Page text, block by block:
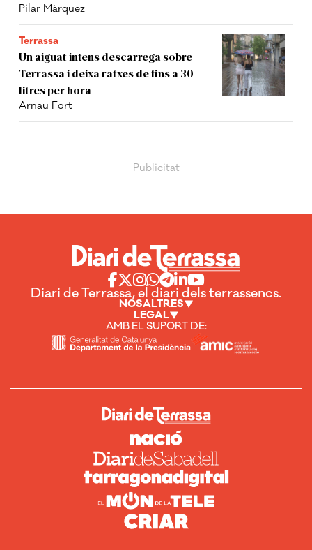
Pilar Màrquez
Terrassa
Un aiguat intens descarrega sobre
Terrassa i deixa ratxes de fins a 30
litres per hora
Arnau Fort
Diari de Terrassa, el diari dels terrassencs.
NOSALTRES
LEGAL
AMB EL SUPORT DE: